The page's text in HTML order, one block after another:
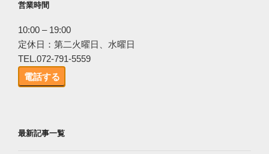
営業時間
10:00 – 19:00
定休日：第二火曜日、水曜日
TEL.072-791-5559
電話する
最新記事一覧